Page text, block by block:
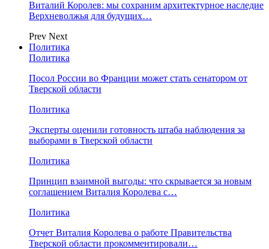
Виталий Королев: мы сохраним архитектурное наследие
Верхневолжья для будущих…
Prev Next
Политика
Политика
Посол России во Франции может стать сенатором от
Тверской области
Политика
Эксперты оценили готовность штаба наблюдения за
выборами в Тверской области
Политика
Принцип взаимной выгоды: что скрывается за новым
соглашением Виталия Королева с…
Политика
Отчет Виталия Королева о работе Правительства
Тверской области прокомментировали…